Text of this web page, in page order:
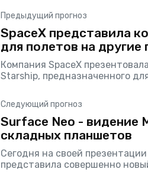
Предыдущий прогноз
SpaceX представила
для полетов на другие
Компания SpaceX
Starship, предназначенного
фишкой космического аппарата
многократное использование.
Следующий прогноз
Surface Neo - видение
складных планшетов
Сегодня на своей
представила совершенно